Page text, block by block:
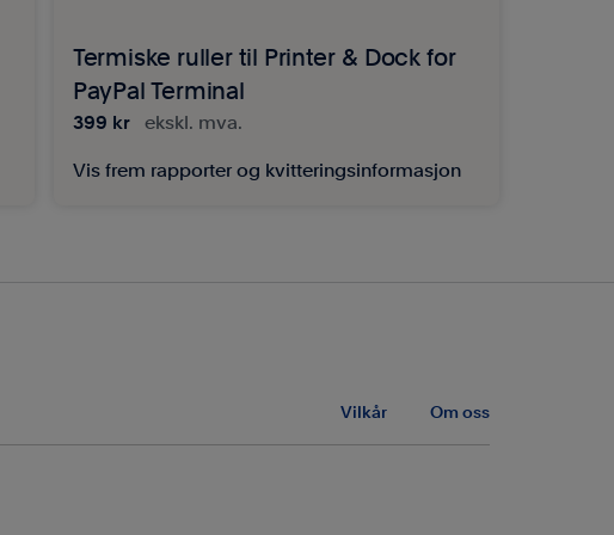
Termiske ruller til Printer & Dock for
PayPal Terminal
399 kr ekskl. mva.
Vis frem rapporter og kvitteringsinformasjon
Vilkår Om oss